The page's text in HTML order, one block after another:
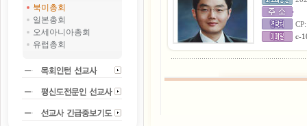
북미총회
일본총회
오세아니아총회
유럽총회
c-